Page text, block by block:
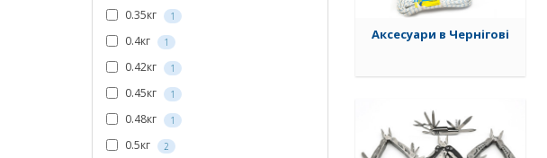
0.35кг 1
0.4кг 1
0.42кг 1
0.45кг 1
0.48кг 1
0.5кг 2
Аксесуари в Чернігові